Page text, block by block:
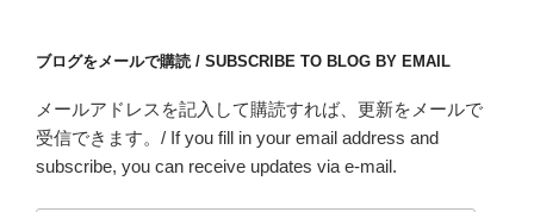
ブログをメールで購読 / SUBSCRIBE TO BLOG BY EMAIL
メールアドレスを記入して購読すれば、更新をメールで
受信できます。/ If you fill in your email address and
subscribe, you can receive updates via e-mail.